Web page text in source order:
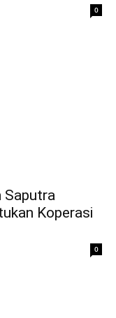
0
Saputra
Koperasi
0